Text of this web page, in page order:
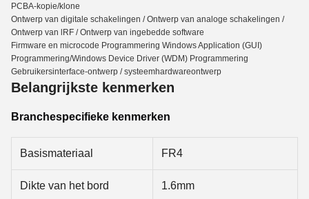
PCBA-kopie/klone
Ontwerp van digitale schakelingen / Ontwerp van analoge schakelingen /
Ontwerp van lRF / Ontwerp van ingebedde software
Firmware en microcode Programmering Windows Application (GUI)
Programmering/Windows Device Driver (WDM) Programmering
Gebruikersinterface-ontwerp / systeemhardwareontwerp
Belangrijkste kenmerken
Branchespecifieke kenmerken
Basismateriaal FR4
Dikte van het bord 1.6mm